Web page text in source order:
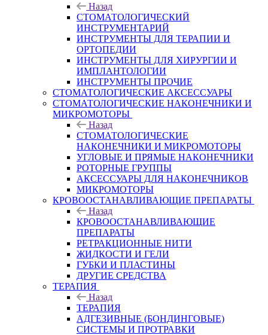
Назад
СТОМАТОЛОГИЧЕСКИЙ
ИНСТРУМЕНТАРИЙ
ИНСТРУМЕНТЫ ДЛЯ ТЕРАПИИ И
ОРТОПЕДИИ
ИНСТРУМЕНТЫ ДЛЯ ХИРУРГИИ И
ИМПЛАНТОЛОГИИ
ИНСТРУМЕНТЫ ПРОЧИЕ
СТОМАТОЛОГИЧЕСКИЕ АКСЕССУАРЫ
СТОМАТОЛОГИЧЕСКИЕ НАКОНЕЧНИКИ И
МИКРОМОТОРЫ
Назад
СТОМАТОЛОГИЧЕСКИЕ
НАКОНЕЧНИКИ И МИКРОМОТОРЫ
УГЛОВЫЕ И ПРЯМЫЕ НАКОНЕЧНИКИ
РОТОРНЫЕ ГРУППЫ
АКСЕССУАРЫ ДЛЯ НАКОНЕЧНИКОВ
МИКРОМОТОРЫ
КРОВООСТАНАВЛИВАЮЩИЕ ПРЕПАРАТЫ
Назад
КРОВООСТАНАВЛИВАЮЩИЕ
ПРЕПАРАТЫ
РЕТРАКЦИОННЫЕ НИТИ
ЖИДКОСТИ И ГЕЛИ
ГУБКИ И ПЛАСТИНЫ
ДРУГИЕ СРЕДСТВА
ТЕРАПИЯ
Назад
ТЕРАПИЯ
АДГЕЗИВНЫЕ (БОНДИНГОВЫЕ)
СИСТЕМЫ И ПРОТРАВКИ